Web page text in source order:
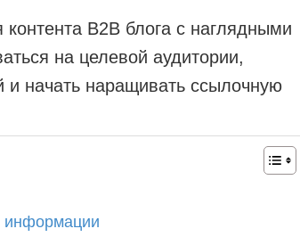
B2B блога с наглядными
на целевой аудитории,
и начать наращивать ссылочную
информации